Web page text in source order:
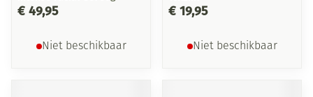
€ 49,95
Niet beschikbaar
€ 19,95
Niet beschikbaar